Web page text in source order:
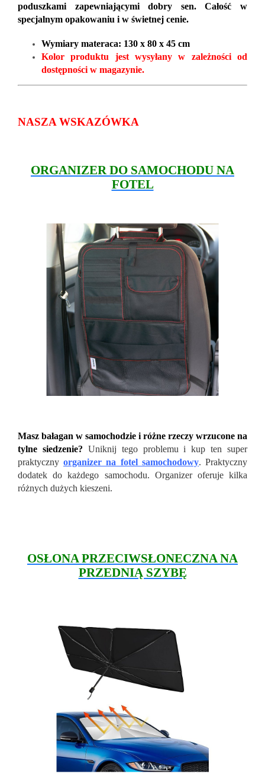
poduszkami zapewniającymi dobry sen. Całość w
specjalnym opakowaniu i w świetnej cenie.
Wymiary materaca: 130 x 80 x 45 cm
Kolor produktu jest wysyłany w zależności od
dostępności w magazynie.
NASZA WSKAZÓWKA
ORGANIZER DO SAMOCHODU NA
FOTEL
Masz bałagan w samochodzie i różne rzeczy wrzucone na
tylne siedzenie? Uniknij tego problemu i kup ten super
praktycznyorganizer na fotel samochodowy. Praktyczny
dodatek do każdego samochodu. Organizer oferuje kilka
różnych dużych kieszeni.
OSŁONA PRZECIWSŁONECZNA NA
PRZEDNIĄ SZYBĘ